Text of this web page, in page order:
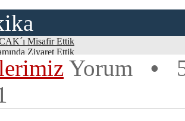
Misafir Ettik
Ziyaret Ettik
Mülteci Olmak Daha Zordur
Yarar Oldu
Yorum •